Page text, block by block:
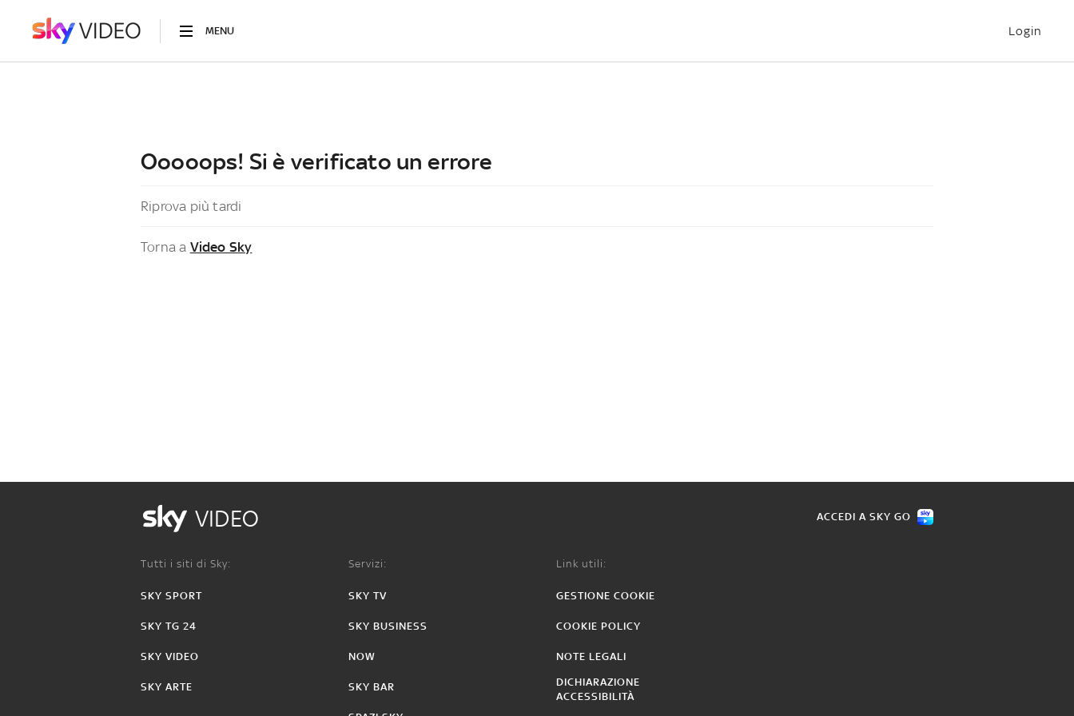
MENU Login
Ooooops! Si è verificato un errore
Riprova più tardi
Torna a Video Sky
VIDEO ACCEDI A SKY GO
Tutti i siti di Sky:
SKY SPORT
SKY TG 24
SKY VIDEO
SKY ARTE
Servizi:
SKY TV
SKY BUSINESS
NOW
SKY BAR
Link utili:
GESTIONE COOKIE
COOKIE POLICY
NOTE LEGALI
DICHIARAZIONE
ACCESSIBILITÀ